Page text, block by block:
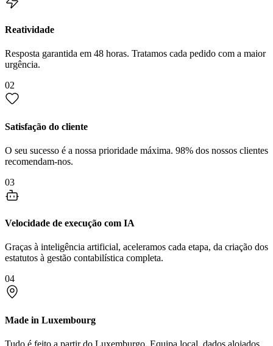
Reatividade
Resposta garantida em 48 horas. Tratamos cada pedido com a maior
urgência.
02
Satisfação do cliente
O seu sucesso é a nossa prioridade máxima. 98% dos nossos clientes
recomendam-nos.
03
Velocidade de execução com IA
Graças à inteligência artificial, aceleramos cada etapa, da criação dos
estatutos à gestão contabilística completa.
04
Made in Luxembourg
Tudo é feito a partir do Luxemburgo. Equipa local, dados alojados